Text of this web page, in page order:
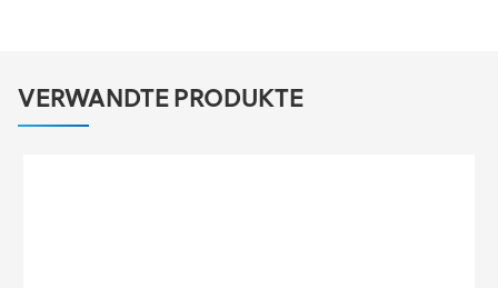
VERWANDTE PRODUKTE